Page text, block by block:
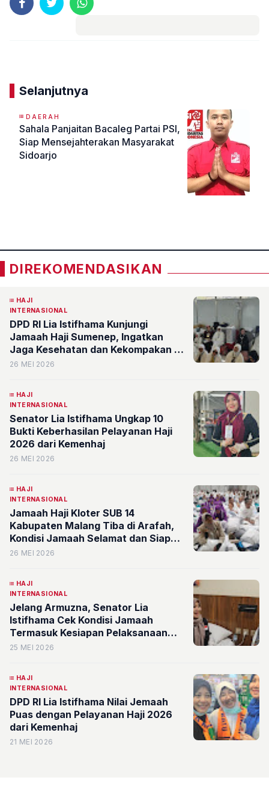
Selanjutnya
DAERAH
Sahala Panjaitan Bacaleg Partai PSI,
Siap Mensejahterakan Masyarakat
Sidoarjo
DIREKOMENDASIKAN
HAJI
INTERNASIONAL
DPD RI Lia Istifhama Kunjungi
Jamaah Haji Sumenep, Ingatkan
Jaga Kesehatan dan Kekompakan di
Tanah Suci
26 MEI 2026
HAJI
INTERNASIONAL
Senator Lia Istifhama Ungkap 10
Bukti Keberhasilan Pelayanan Haji
2026 dari Kemenhaj
26 MEI 2026
HAJI
INTERNASIONAL
Jamaah Haji Kloter SUB 14
Kabupaten Malang Tiba di Arafah,
Kondisi Jamaah Selamat dan Siap
Wukuf
26 MEI 2026
HAJI
INTERNASIONAL
Jelang Armuzna, Senator Lia
Istifhama Cek Kondisi Jamaah
Termasuk Kesiapan Pelaksanaan
Murur
25 MEI 2026
HAJI
INTERNASIONAL
DPD RI Lia Istifhama Nilai Jemaah
Puas dengan Pelayanan Haji 2026
dari Kemenhaj
21 MEI 2026